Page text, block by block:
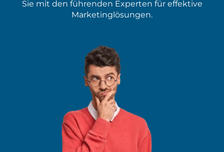
Sie mit den führenden Experten für effektive
Marketinglösungen.